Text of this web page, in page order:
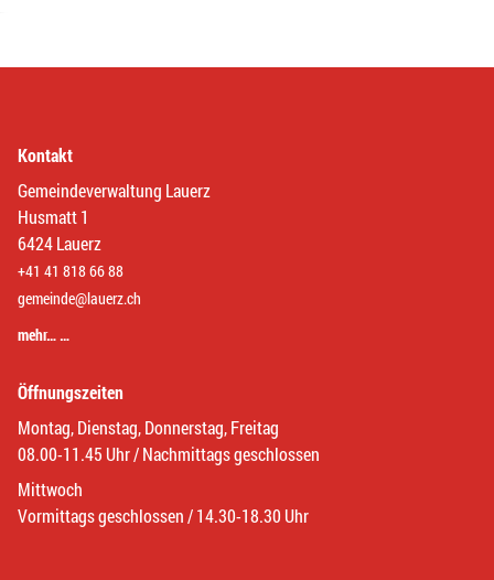
Kontakt
Gemeindeverwaltung Lauerz
Husmatt 1
6424 Lauerz
+41 41 818 66 88
gemeinde@lauerz.ch
mehr… …
Öffnungszeiten
Montag, Dienstag, Donnerstag, Freitag
08.00-11.45 Uhr / Nachmittags geschlossen
Mittwoch
Vormittags geschlossen / 14.30-18.30 Uhr